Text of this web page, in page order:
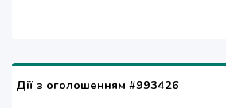
Дії з оголошенням #993426